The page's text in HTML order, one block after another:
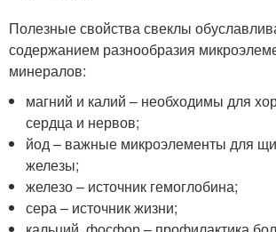
Полезные свойства свеклы
содержанием разнообразия
минералов:
магний и калий – необходимы для
сердца и нервов;
йод – важные микроэлементы для
железы;
железо – источник гемоглобина;
сера – источник жизни;